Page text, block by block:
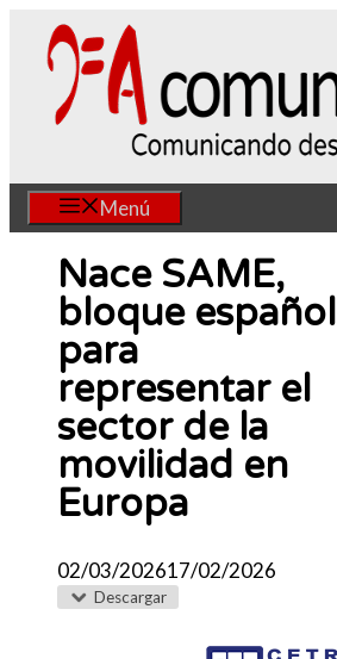
Saltar
contenido
Menú
Nace SAME,
bloque español
para
representar el
sector de la
movilidad en
Europa
02/03/202617/02/2026
Descargar